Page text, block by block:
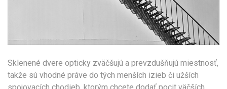
Sklenené dvere opticky zväčšujú a prevzdušňujú miestnosť,
takže sú vhodné práve do tých menších izieb či užších